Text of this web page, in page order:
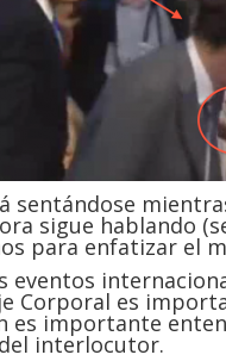
sentándose
sigue hablando
para enfatizar el
eventos
Corporal es
es importante
interlocutor.